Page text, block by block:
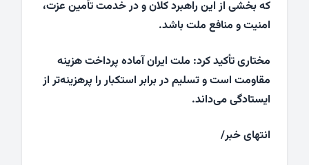
که بخشی از این راهبرد کلان و در خدمت تأمین عزت،
امنیت و منافع ملت باشد.
مختاری تأکید کرد: ملت ایران آماده پرداخت هزینه
مقاومت است و تسلیم در برابر استکبار را پرهزینه‌تر از
ایستادگی می‌داند.
انتهای خبر/